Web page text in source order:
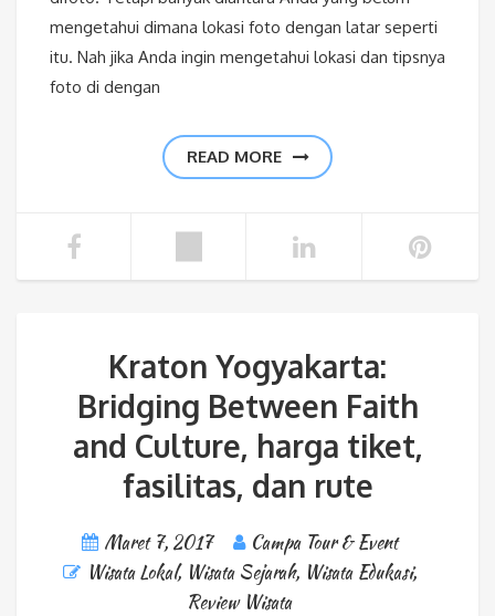
mengetahui dimana lokasi foto dengan latar seperti
itu. Nah jika Anda ingin mengetahui lokasi dan tipsnya
foto di dengan
READ MORE
Kraton Yogyakarta:
Bridging Between Faith
and Culture, harga tiket,
fasilitas, dan rute
Maret 7, 2017
Campa Tour & Event
Wisata Lokal, Wisata Sejarah, Wisata Edukasi,
Review Wisata